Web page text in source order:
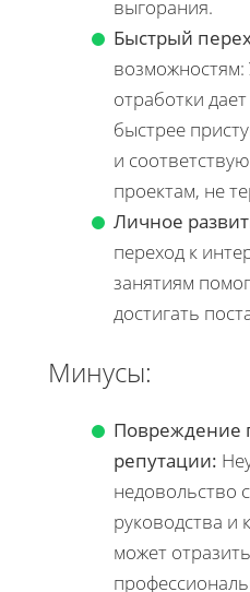
выгорания.
Быстрый
отработки
быстрее
и
проектам, не
Личное
переход к
занятиям
достигать
Минусы:
Повреждение
репутации:
недовольство
руководства и
может